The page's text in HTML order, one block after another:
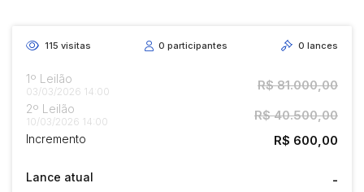
115 visitas 0participantes 0 lances
1º Leilão
03/03/2026 14:00 R$ 81.000,00
2º Leilão
10/03/2026 14:00 R$ 40.500,00
Incremento R$ 600,00
Lance atual -